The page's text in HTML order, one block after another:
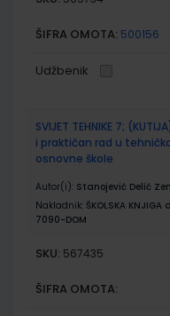
ŠIFRA OMOTA: 500156
Udžbenik
SVIJET TEHNIKE 7;
i praktičan rad u
osnovne škole
Autor(i): Stanojević Delić
Nakladnik: ŠKOLSKA KNJIGA
7090-DOM
SKU: 567435
ŠIFRA OMOTA: